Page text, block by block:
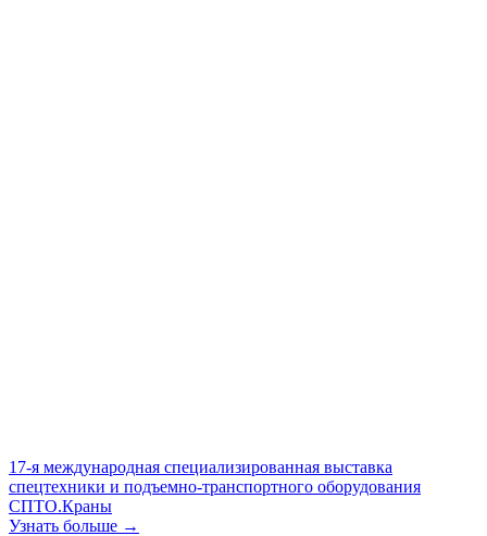
17-я международная специализированная выставка
спецтехники и подъемно-транспортного оборудования
СПТО.Краны
Узнать больше →